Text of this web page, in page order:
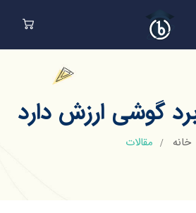
گوشی ارزش دارد
خانه مقالات